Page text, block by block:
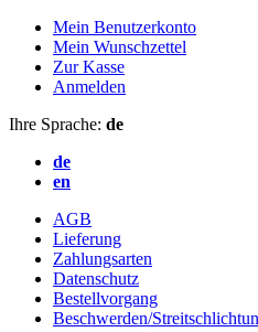
Mein Benutzerkonto
Mein Wunschzettel
Zur Kasse
Anmelden
Ihre Sprache: de
de
en
AGB
Lieferung
Zahlungsarten
Datenschutz
Bestellvorgang
Beschwerden/